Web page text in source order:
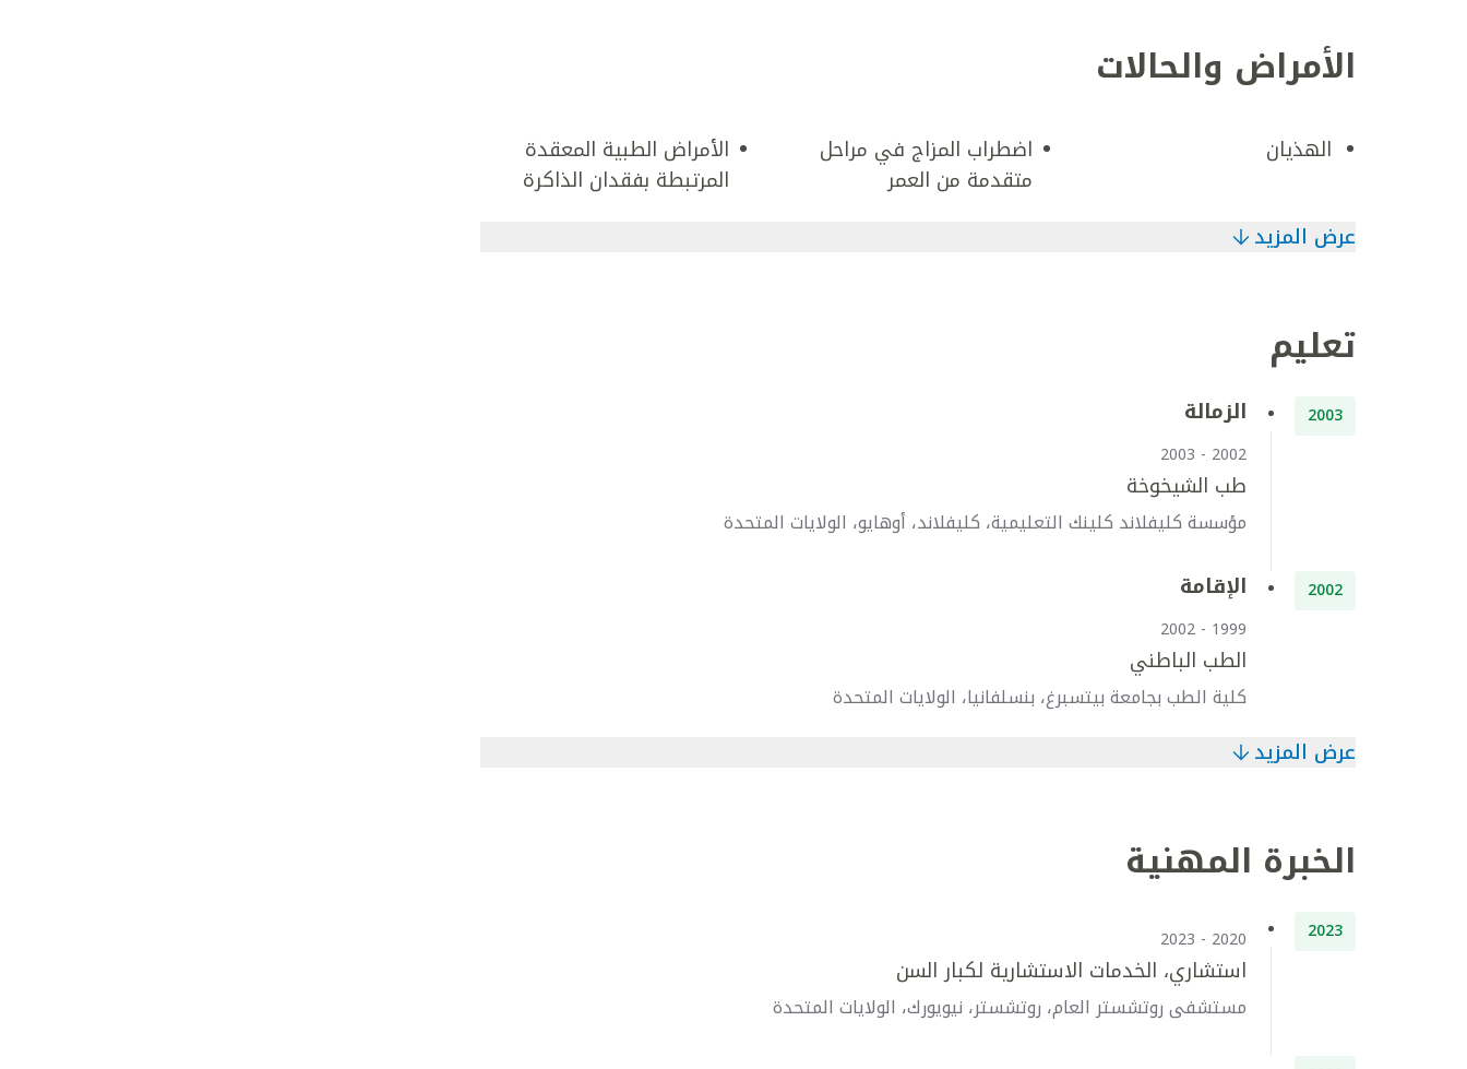
الأمراض والحالات
الهذيان
اضطراب المزاج في مراحل
متقدمة من العمر
الأمراض الطبية المعقدة
المرتبطة بفقدان الذاكرة
عرض المزيد
تعليم
2003 الزمالة
2002 - 2003
طب الشيخوخة
مؤسسة كليفلاند كلينك التعليمية، كليفلاند، أوهايو، الولايات المتحدة
2002 الإقامة
1999 - 2002
الطب الباطني
كلية الطب بجامعة بيتسبرغ، بنسلفانيا، الولايات المتحدة
عرض المزيد
الخبرة المهنية
2023
2020 - 2023
استشاري، الخدمات الاستشارية لكبار السن
مستشفى روتشستر العام، روتشستر، نيويورك، الولايات المتحدة